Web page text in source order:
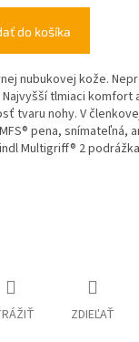
do košíka
nubukovej kože.
tlmiaci komfort
tvaru nohy. V
pena, snímateľná,
Multigriff® 2
ZDIEĽAŤ